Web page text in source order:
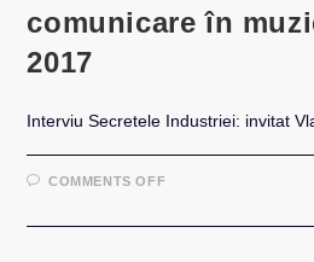
comunicare în
2017
Interviu Secretele Industriei: invitat
COMMENTS OFFON
GROZEA